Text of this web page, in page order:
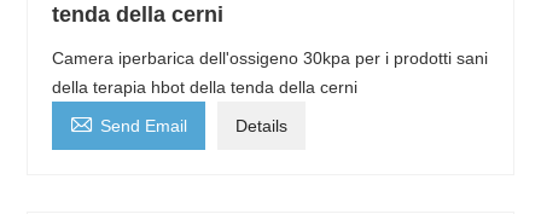
tenda della cerni
Camera iperbarica dell'ossigeno 30kpa per i prodotti sani
della terapia hbot della tenda della cerni
 Send Email Details